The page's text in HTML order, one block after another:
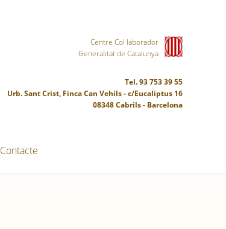
Centre Col·laborador
Generalitat de Catalunya
Tel. 93 753 39 55
Urb. Sant Crist, Finca Can Vehils - c/Eucaliptus 16
08348 Cabrils - Barcelona
Contacte